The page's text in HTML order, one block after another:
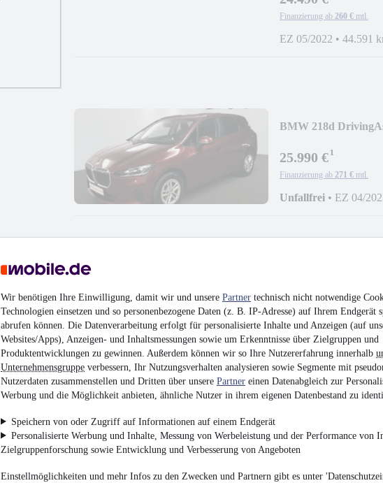
Wir benötigen Ihre Einwilligung, damit wir und unsere Partner technisch nicht notwendige
Technologien einsetzen und so personenbezogene Daten (z. B. IP-Adresse) auf Ihrem Endgerät
abrufen können. Die Datenverarbeitung erfolgt für personalisierte Inhalte und Anzeigen (auf
Websites/Apps), Anzeigen- und Inhaltsmessungen sowie um Erkenntnisse über Zielgruppen und
Produktentwicklungen zu gewinnen. Außerdem können wir so Ihre Nutzererfahrung innerhalb
Unternehmensgruppe verbessern, Ihr Nutzungsverhalten analysieren sowie Segmente mit
Nutzerdaten zusammenstellen und Dritten über unsere Partner einen Datenabgleich zur
Werbung und die Möglichkeit anbieten, ähnliche Nutzer in ihrem eigenen Datenbestand zu
Speichern von oder Zugriff auf Informationen auf einem Endgerät
Personalisierte Werbung und Inhalte, Messung von Werbeleistung und der Performance von
Zielgruppenforschung sowie Entwicklung und Verbesserung von Angeboten
Einstellmöglichkeiten und mehr Infos zu den Zwecken und Partnern gibt es unter
Finanzierung ab 260 € mtl.
EZ 05/2022 • 44.591
BMW 218d
25.990 €¹
Finanzierung ab 271 € mtl.
Unfallfrei • EZ 04/
BMW X2
Up
31.490 €
334 €
Unfallfrei• EZ 04/
BMW Z4 M40i
41.990 €¹